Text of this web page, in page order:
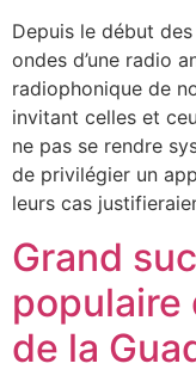
Depuis le début
ondes d’une radio
radiophonique de
invitant celles et
ne pas se rendre
de privilégier un
leurs cas
Grand
populaire
de la